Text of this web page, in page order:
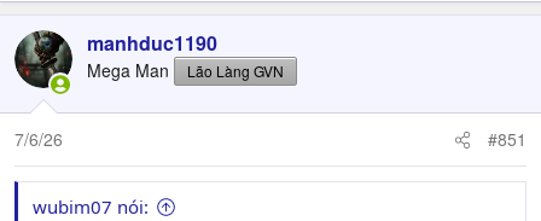
manhduc1190
Mega Man Lão Làng GVN
7/6/26 #851
wubim07 nói: